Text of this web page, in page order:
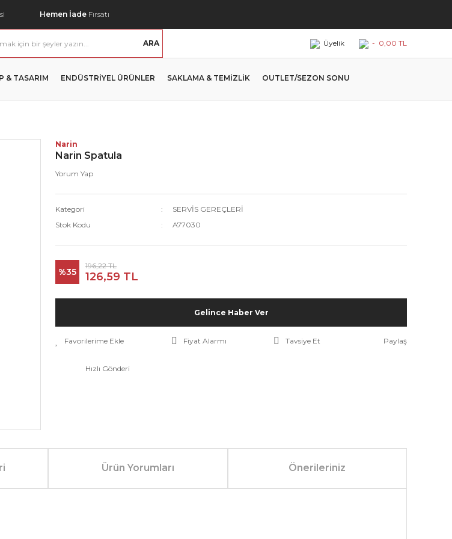
Hemen İade Fırsatı
ARA Üyelik - 0,00 TL
& TASARIM ENDÜSTRİYEL ÜRÜNLER SAKLAMA & TEMİZLİK OUTLET/SEZON SONU
Narin
Narin Spatula
Yorum Yap
Kategori
SERVİS GEREÇLERİ
Stok Kodu
A77030
%35
196,22 TL
126,59 TL
Gelince Haber Ver
Fiyat Alarmı Tavsiye Et Paylaş
Hızlı Gönderi
Ürün Yorumları Önerileriniz